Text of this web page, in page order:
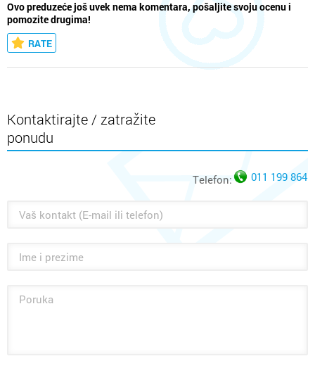
Ovo preduzeće još uvek nema komentara, pošaljite svoju ocenu i
pomozite drugima!
RATE
Kontaktirajte / zatražite
ponudu
Telefon: 011 199 864